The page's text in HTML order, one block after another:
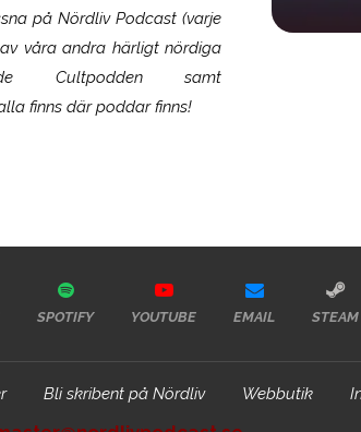
på Nördliv Podcast (varje
våra andra härligt nördiga
Cultpodden samt
finns där poddar finns!
SPOTIFY YOUTUBE EMAIL STEAM
Bli skribent på Nördliv Webbutik